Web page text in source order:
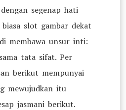
segenap hati
slot gambar dekat
membawa unsur inti:
tata sifat. Per
berikut mempunyai
mewujudkan itu
jasmani berikut.